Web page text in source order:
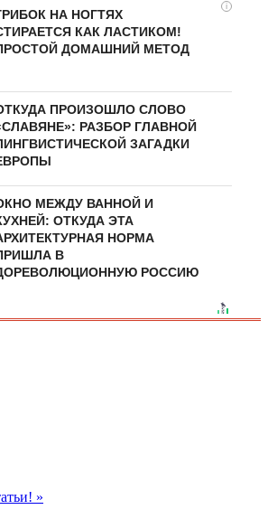
i
НА НОГТЯХ
КАК ЛАСТИКОМ!
ДОМАШНИЙ МЕТОД
ПРОИЗОШЛО СЛОВО
РАЗБОР ГЛАВНОЙ
ЗАГАДКИ
МЕЖДУ ВАННОЙ И
ОТКУДА ЭТА
НОРМА
В
РОССИЮ
»